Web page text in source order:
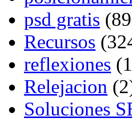
psd gratis
Recursos
reflexiones
Relejacion
Soluciones